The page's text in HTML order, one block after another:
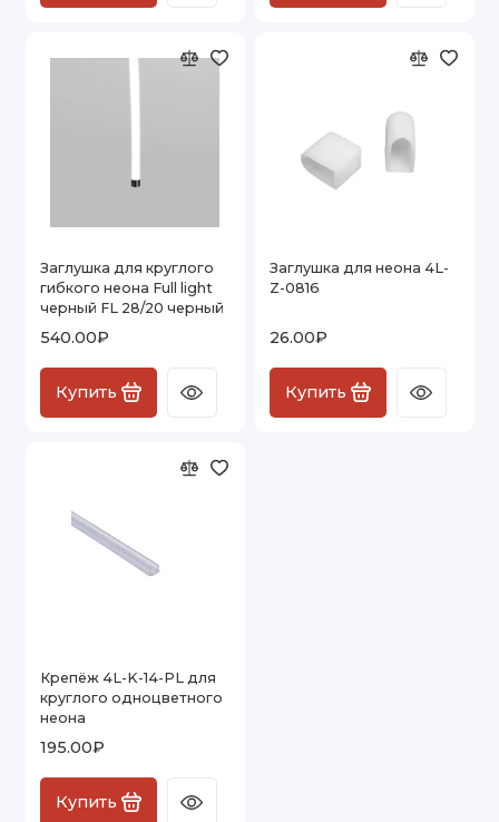
Заглушка для круглого
гибкого неона Full light
черный FL 28/20 черный
540.00₽
Купить
Заглушка для неона 4L-
Z-0816
26.00₽
Купить
Крепёж 4L-K-14-PL для
круглого одноцветного
неона
195.00₽
Купить